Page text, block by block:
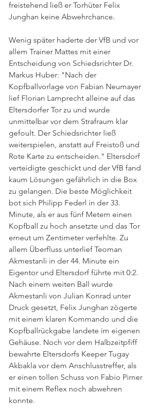
freistehend ließ er Torhüter Felix
Junghan keine Abwehrchance.
Wenig später haderte der VfB und vor
allem Trainer Mattes mit einer
Entscheidung von Schiedsrichter Dr.
Markus Huber: "Nach der
Kopfballvorlage von Fabian Neumayer
lief Florian Lamprecht alleine auf das
Eltersdorfer Tor zu und wurde
unmittelbar vor dem Strafraum klar
gefoult. Der Schiedsrichter ließ
weiterspielen, anstatt auf Freistoß und
Rote Karte zu entscheiden." Eltersdorf
verteidigte geschickt und der VfB fand
kaum Lösungen gefährlich in die Box
zu gelangen. Die beste Möglichkeit
bot sich Philipp Federl in der 33.
Minute, als er aus fünf Metern einen
Kopfball zu hoch ansetzte und das Tor
erneut um Zentimeter verfehlte. Zu
allem Überfluss unterlief Teoman
Akmestanli in der 44. Minute ein
Eigentor und Eltersdorf führte mit 0:2.
Nach einem weiten Ball wurde
Akmestanli von Julian Konrad unter
Druck gesetzt, Felix Junghan zögerte
mit einem klaren Kommando und die
Kopfballrückgabe landete im eigenen
Gehäuse. Noch vor dem Halbzeitpfiff
bewahrte Eltersdorfs Keeper Tugay
Akbakla vor dem Anschlusstreffer, als
er einen tollen Schuss von Fabio Pirner
mit einem Reflex noch abwehren
konnte.